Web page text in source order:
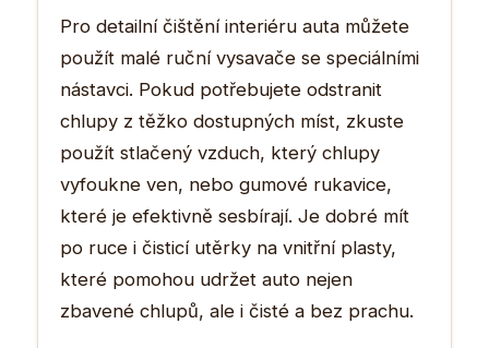
Pro detailní čištění interiéru auta můžete
použít malé ruční vysavače se speciálními
nástavci. Pokud potřebujete odstranit
chlupy z těžko dostupných míst, zkuste
použít stlačený vzduch, který chlupy
vyfoukne ven, nebo gumové rukavice,
které je efektivně sesbírají. Je dobré mít
po ruce i čisticí utěrky na vnitřní plasty,
které pomohou udržet auto nejen
zbavené chlupů, ale i čisté a bez prachu.